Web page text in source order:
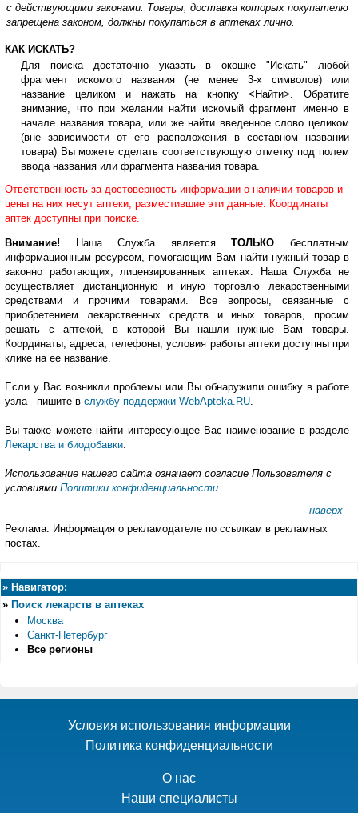
с действующими законами. Товары, доставка которых покупателю
запрещена законом, должны покупаться в аптеках лично.
КАК ИСКАТЬ?
Для поиска достаточно указать в окошке "Искать" любой
фрагмент искомого названия (не менее 3-х символов) или
название целиком и нажать на кнопку <Найти>. Обратите
внимание, что при желании найти искомый фрагмент именно в
начале названия товара, или же найти введенное слово целиком
(вне зависимости от его расположения в составном названии
товара) Вы можете сделать соответствующую отметку под полем
ввода названия или фрагмента названия товара.
Ответственность за достоверность информации о наличии товаров и
цены на них несут аптеки, разместившие эти данные. Координаты
аптек доступны при поиске.
Внимание! Наша Служба являетсяТОЛЬКО бесплатным
информационным ресурсом, помогающим Вам найти нужный товар в
законно работающих, лицензированных аптеках. Наша Служба не
осуществляет дистанционную и иную торговлю лекарственными
средствами и прочими товарами. Все вопросы, связанные с
приобретением лекарственных средств и иных товаров, просим
решать с аптекой, в которой Вы нашли нужные Вам товары.
Координаты, адреса, телефоны, условия работы аптеки доступны при
клике на ее название.
Если у Вас возникли проблемы или Вы обнаружили ошибку в работе
узла - пишите в службу поддержки WebApteka.RU
Вы также можете найти интересующее Вас наименование в разделе
Лекарства и биодобавки
Использование нашего сайта означает согласие Пользователя с
условиями Политики конфиденциальности
- наверх -
Реклама. Информация о рекламодателе по ссылкам в рекламных
постах.
» Навигатор:
» Поиск лекарств в аптеках
Москва
Санкт-Петербург
Все регионы
Условия использования информации
Политика конфиденциальности
О нас
Наши специалисты